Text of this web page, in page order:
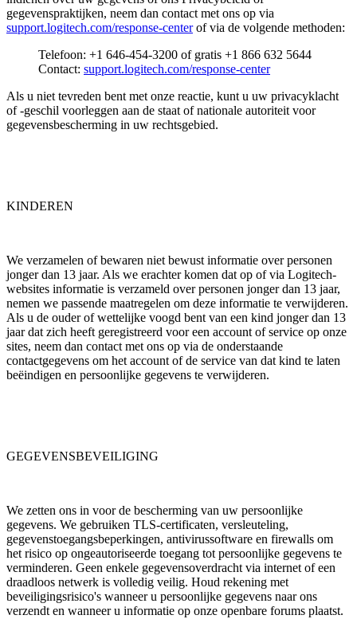
gegevenspraktijken, neem dan contact met ons op via
support.logitech.com/response-centerof via de volgende methoden:
Telefoon: +1 646-454-3200 of gratis +1 866 632 5644
Contact: support.logitech.com/response-center
Als u niet tevreden bent met onze reactie, kunt u uw privacyklacht
of -geschil voorleggen aan de staat of nationale autoriteit voor
gegevensbescherming in uw rechtsgebied.
KINDEREN
We verzamelen of bewaren niet bewust informatie over personen
jonger dan 13 jaar. Als we erachter komen dat op of via Logitech-
websites informatie is verzameld over personen jonger dan 13 jaar,
nemen we passende maatregelen om deze informatie te verwijderen.
Als u de ouder of wettelijke voogd bent van een kind jonger dan 13
jaar dat zich heeft geregistreerd voor een account of service op onze
sites, neem dan contact met ons op via de onderstaande
contactgegevens om het account of de service van dat kind te laten
beëindigen en persoonlijke gegevens te verwijderen.
GEGEVENSBEVEILIGING
We zetten ons in voor de bescherming van uw persoonlijke
gegevens. We gebruiken TLS-certificaten, versleuteling,
gegevenstoegangsbeperkingen, antivirussoftware en firewalls om
het risico op ongeautoriseerde toegang tot persoonlijke gegevens te
verminderen. Geen enkele gegevensoverdracht via internet of een
draadloos netwerk is volledig veilig. Houd rekening met
beveiligingsrisico's wanneer u persoonlijke gegevens naar ons
verzendt en wanneer u informatie op onze openbare forums plaatst.